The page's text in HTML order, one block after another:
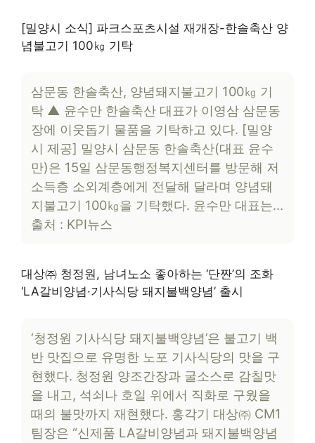
[밀양시 소식] 파크스포츠시설 재개장-한솔축산 양
념불고기 100㎏ 기탁
삼문동 한솔축산, 양념돼지불고기 100㎏ 기
탁​ ▲ 윤수만 한솔축산 대표가 이영삼 삼문동
장에 이웃돕기 물품을 기탁하고 있다. [밀양
시 제공] 밀양시 삼문동 한솔축산(대표 윤수
만)은 15일 삼문동행정복지센터를 방문해 저
소득층 소외계층에게 전달해 달라며 양념돼
지불고기 100㎏을 기탁했다. 윤수만 대표는…
출처 : KPI뉴스
대상㈜ 청정원, 남녀노소 좋아하는 ‘단짠’의 조화
‘LA갈비양념·기사식당 돼지불백양념’ 출시
‘청정원 기사식당 돼지불백양념’은 불고기 백
반 맛집으로 유명한 노포 기사식당의 맛을 구
현했다. 청정원 양조간장과 굴소스로 감칠맛
을 내고, 석쇠나 호일 위에서 직화로 구웠을
때의 불맛까지 재현했다. 홍각기 대상㈜ CM1
팀장은 “신제품 LA갈비양념과 돼지불백양념